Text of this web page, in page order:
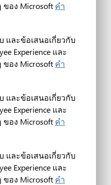
อง Microsoft คำ
และข้อเสนอเกี่ยวกับ
Experience และ
อง Microsoft คำ
และข้อเสนอเกี่ยวกับ
Experience และ
อง Microsoft คำ
และข้อเสนอเกี่ยวกับ
Experience และ
อง Microsoft คำ